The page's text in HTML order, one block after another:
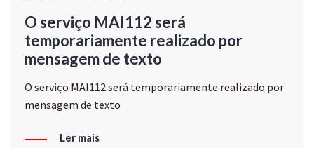
O serviço MAI112 será
temporariamente realizado por
mensagem de texto
O serviço MAI112 será temporariamente realizado por
mensagem de texto
Ler mais